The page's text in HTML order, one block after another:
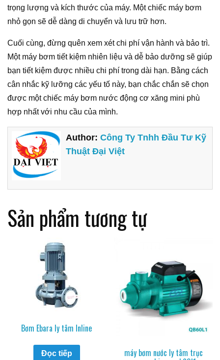
trọng lượng và kích thước của máy. Một chiếc máy bơm
nhỏ gọn sẽ dễ dàng di chuyển và lưu trữ hơn.
Cuối cùng, đừng quên xem xét chi phí vận hành và bảo trì.
Một máy bơm tiết kiệm nhiên liệu và dễ bảo dưỡng sẽ giúp
bạn tiết kiệm được nhiều chi phí trong dài hạn. Bằng cách
cân nhắc kỹ lưỡng các yếu tố này, bạn chắc chắn sẽ chọn
được một chiếc máy bơm nước động cơ xăng mini phù
hợp nhất với nhu cầu của mình.
Author:Công Ty Tnhh Đầu Tư Kỹ
Thuật Đại Việt
Sản phẩm tương tự
Bơm Ebara ly tâm Inline
Đọc tiếp máy bơm nước ly tâm trục